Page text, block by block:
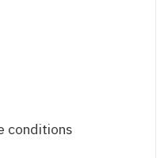
conditions